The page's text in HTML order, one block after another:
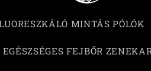
MINTÁS PÓLÓK
EGÉSZSÉGES FEJBŐR